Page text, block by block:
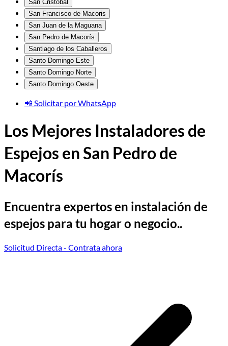
San Cristóbal
San Francisco de Macoris
San Juan de la Maguana
San Pedro de Macorís
Santiago de los Caballeros
Santo Domingo Este
Santo Domingo Norte
Santo Domingo Oeste
📲 Solicitar por WhatsApp
Los Mejores Instaladores de
Espejos en San Pedro de
Macorís
Encuentra expertos en instalación de
espejos para tu hogar o negocio..
Solicitud Directa- Contrata ahora